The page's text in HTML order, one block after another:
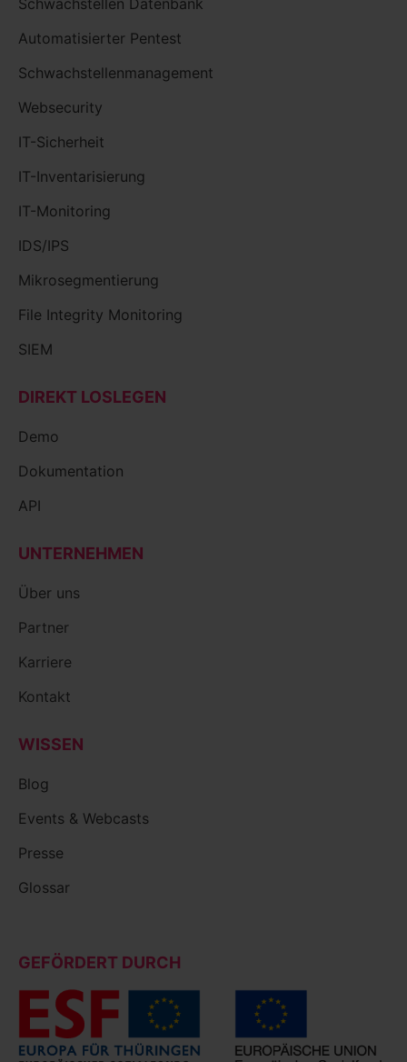
Automatisierter Pentest
Schwachstellenmanagement
Websecurity
IT-Sicherheit
IT-Inventarisierung
IT-Monitoring
IDS/IPS
Mikrosegmentierung
File Integrity Monitoring
SIEM
DIREKT LOSLEGEN
Demo
Dokumentation
API
UNTERNEHMEN
Über uns
Partner
Karriere
Kontakt
WISSEN
Blog
Events & Webcasts
Presse
Glossar
GEFÖRDERT DURCH